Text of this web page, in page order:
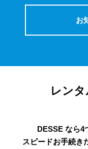
お
レン
DESSE なら4
スピードお手続き